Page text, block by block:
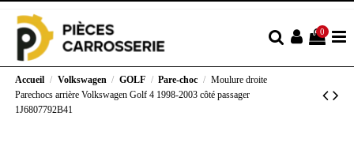
0
Accueil Volkswagen GOLF Pare-choc
Moulure droite
Parechocs arrière Volkswagen Golf 4 1998-2003 côté passager
1J6807792B41